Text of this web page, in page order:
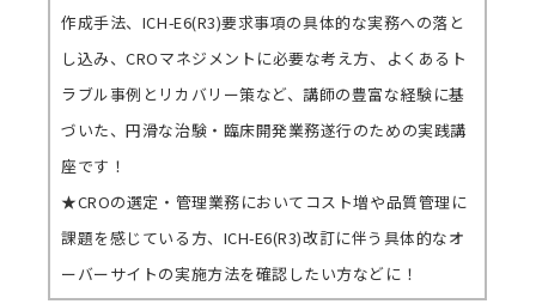
作成手法、ICH-E6(R3)要求事項の具体的な実務への落と
し込み、CROマネジメントに必要な考え方、よくあるト
ラブル事例とリカバリー策など、講師の豊富な経験に基
づいた、円滑な治験・臨床開発業務遂行のための実践講
座です！
★CROの選定・管理業務においてコスト増や品質管理に
課題を感じている方、ICH-E6(R3)改訂に伴う具体的なオ
ーバーサイトの実施方法を確認したい方などに！